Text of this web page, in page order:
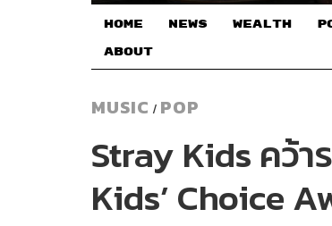
HOME NEWS WEALTH
ABOUT
MUSIC / POP
Stray Kids คว้า
Kids’ Choice